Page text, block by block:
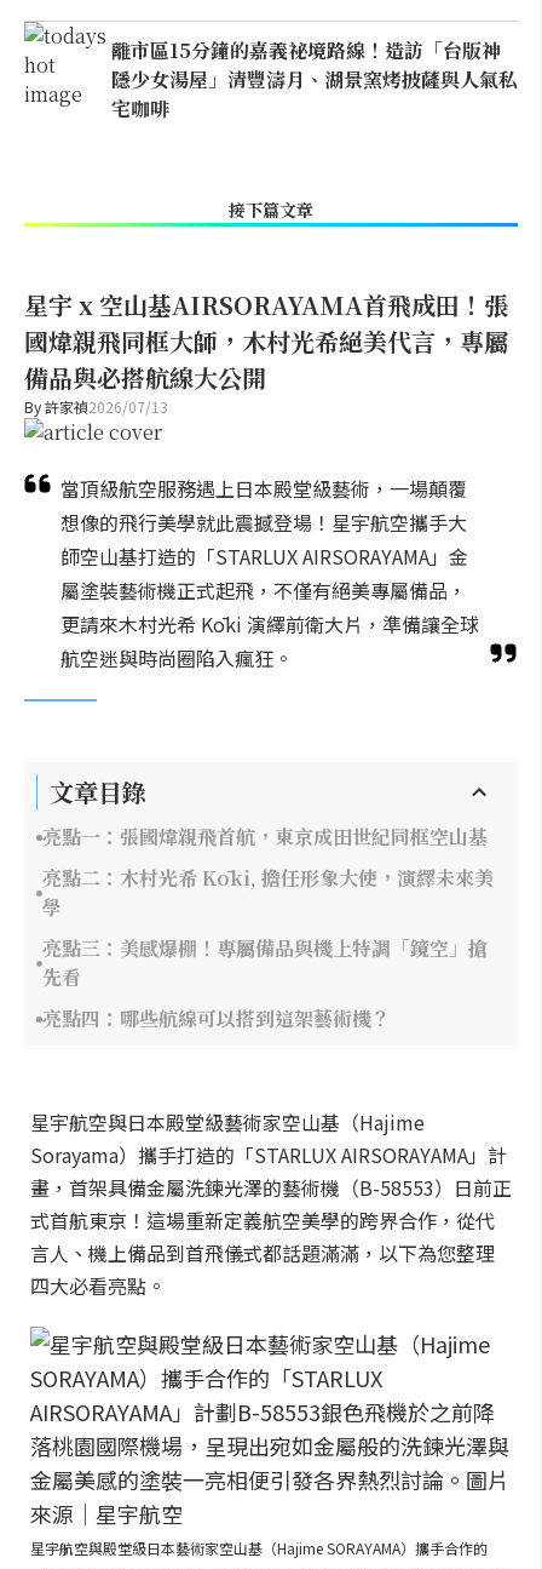
離市區15分鐘的嘉義祕境路線！造訪「台版神
隱少女湯屋」清豐濤月、湖景窯烤披薩與人氣私
宅咖啡
接下篇文章
星宇 x 空山基AIRSORAYAMA首飛成田！張
國煒親飛同框大師，木村光希絕美代言，專屬
備品與必搭航線大公開
By許家禎2026/07/13
當頂級航空服務遇上日本殿堂級藝術，一場顛覆
想像的飛行美學就此震撼登場！星宇航空攜手大
師空山基打造的「STARLUX AIRSORAYAMA」金
屬塗裝藝術機正式起飛，不僅有絕美專屬備品，
更請來木村光希 Kōki 演繹前衛大片，準備讓全球
航空迷與時尚圈陷入瘋狂。
文章目錄
亮點一：張國煒親飛首航，東京成田世紀同框空山基
亮點二：木村光希 Kōki, 擔任形象大使，演繹未來美
學
亮點三：美感爆棚！專屬備品與機上特調「鏡空」搶
先看
亮點四：哪些航線可以搭到這架藝術機？
星宇航空與日本殿堂級藝術家空山基（Hajime
Sorayama）攜手打造的「STARLUX AIRSORAYAMA」計
畫，首架具備金屬洗鍊光澤的藝術機（B-58553）日前正
式首航東京！這場重新定義航空美學的跨界合作，從代
言人、機上備品到首飛儀式都話題滿滿，以下為您整理
四大必看亮點。
星宇航空與殿堂級日本藝術家空山基（Hajime SORAYAMA）攜手合作的